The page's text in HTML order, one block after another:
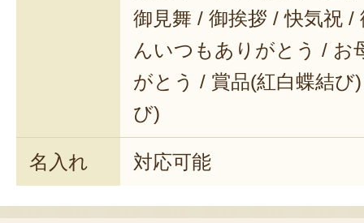
御見舞 / 御挨拶 / 快気祝 /
んいつもありがとう / お
がとう / 賞品(紅白蝶結び
び)
名入れ 対応可能